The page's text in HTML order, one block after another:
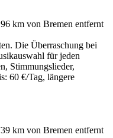
km von Bremen entfernt
Die Überraschung bei
für jeden
Stimmungslieder,
60 €/Tag, längere
km von Bremen entfernt